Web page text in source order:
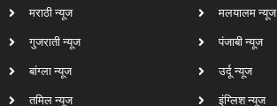
मराठी न्यूज
गुजराती न्यूज
बांग्ला न्यूज
तमिल न्यूज
मलयालम न्यूज
पंजाबी न्यूज
उर्दू न्यूज
इंग्लिश न्यूज